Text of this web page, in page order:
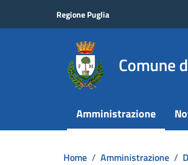
Regione Puglia
Comune
Amministrazione
Home / Amministrazione /